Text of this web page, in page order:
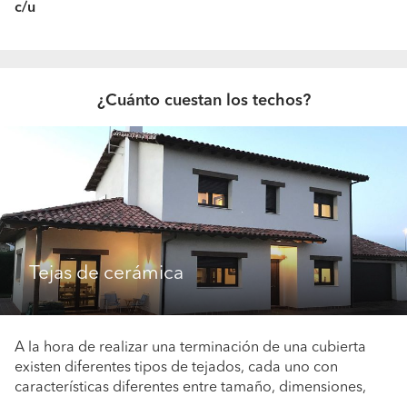
c/u
¿Cuánto cuestan los techos?
Tejas de cerámica
A la hora de realizar una terminación de una cubierta
existen diferentes tipos de tejados, cada uno con
características diferentes entre tamaño, dimensiones,